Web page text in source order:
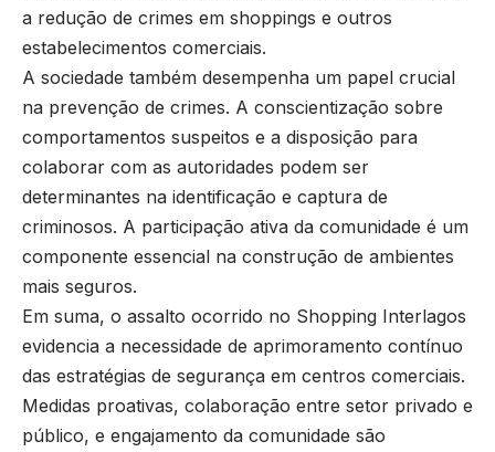
a redução de crimes em shoppings e outros
estabelecimentos comerciais.
A sociedade também desempenha um papel crucial
na prevenção de crimes. A conscientização sobre
comportamentos suspeitos e a disposição para
colaborar com as autoridades podem ser
determinantes na identificação e captura de
criminosos. A participação ativa da comunidade é um
componente essencial na construção de ambientes
mais seguros.
Em suma, o assalto ocorrido no Shopping Interlagos
evidencia a necessidade de aprimoramento contínuo
das estratégias de segurança em centros comerciais.
Medidas proativas, colaboração entre setor privado e
público, e engajamento da comunidade são